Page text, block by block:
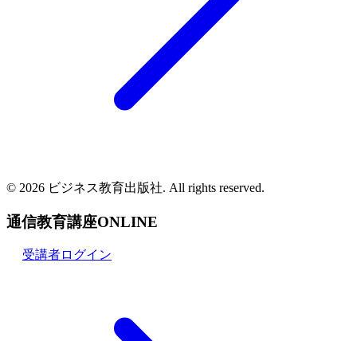
© 2026 ビジネス教育出版社. All rights reserved.
通信教育講座ONLINE
受講者ログイン